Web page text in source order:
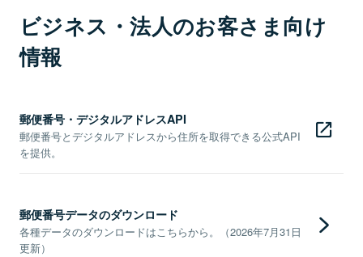
ビジネス・法人のお客さま向け
情報
郵便番号・デジタルアドレスAPI
郵便番号とデジタルアドレスから住所を取得できる公式API
を提供。
郵便番号データのダウンロード
各種データのダウンロードはこちらから。（2026年7月31日
更新）